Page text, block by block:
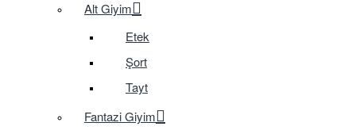
Alt Giyim
Etek
Şort
Tayt
Fantazi Giyim